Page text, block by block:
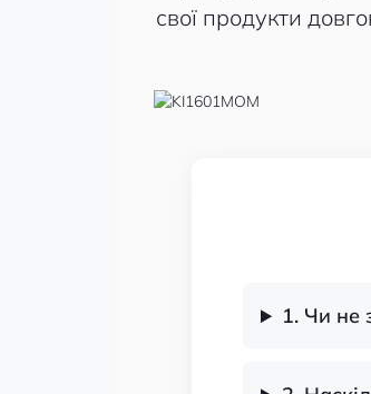
свої продукти
1. Чи не